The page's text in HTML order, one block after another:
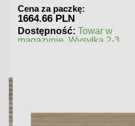
Cena za paczkę:
1664.66 PLN
Dostępność: Towar w
magazynie. Wysyłka 2-3